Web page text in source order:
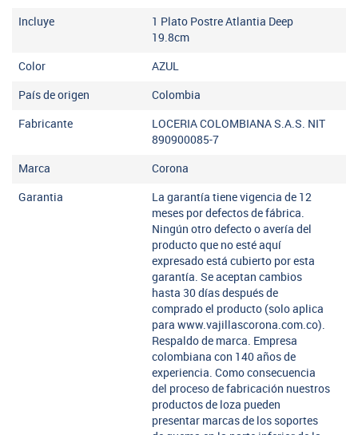
Incluye
1 Plato Postre Atlantia Deep
19.8cm
Color AZUL
País de origen Colombia
Fabricante
LOCERIA COLOMBIANA S.A.S. NIT
890900085-7
Marca Corona
Garantia
La garantía tiene vigencia de 12
meses por defectos de fábrica.
Ningún otro defecto o avería del
producto que no esté aquí
expresado está cubierto por esta
garantía. Se aceptan cambios
hasta 30 días después de
comprado el producto (solo aplica
para www.vajillascorona.com.co).
Respaldo de marca. Empresa
colombiana con 140 años de
experiencia. Como consecuencia
del proceso de fabricación nuestros
productos de loza pueden
presentar marcas de los soportes